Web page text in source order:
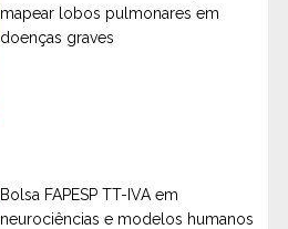
mapear lobos pulmonares em
doenças graves
Bolsa FAPESP TT-IVA em
neurociências e modelos humanos